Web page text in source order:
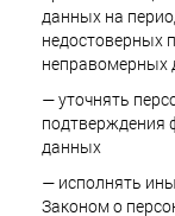
данных на
недостоверных
неправомерных
— уточнять
подтверждения
данных
— исполнять
Законом о